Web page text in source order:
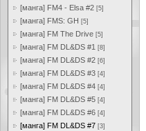
[манга] FM4 - Elsa #2 [5]
[манга] FMS: GH [5]
[манга] FM The Drive [5]
[манга] FM DL&DS #1 [8]
[манга] FM DL&DS #2 [6]
[манга] FM DL&DS #3 [4]
[манга] FM DL&DS #4 [4]
[манга] FM DL&DS #5 [4]
[манга] FM DL&DS #6 [4]
[манга] FM DL&DS #7 [3]